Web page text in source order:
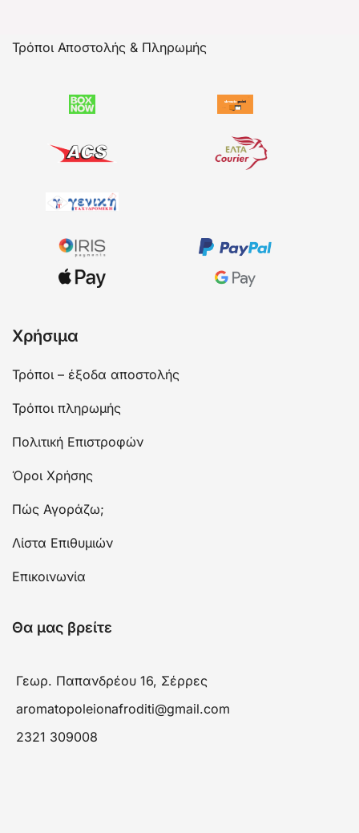
Τρόποι Αποστολής & Πληρωμής
Χρήσιμα
Τρόποι – έξοδα αποστολής
Τρόποι πληρωμής
Πολιτική Επιστροφών
Όροι Χρήσης
Πώς Αγοράζω;
Λίστα Επιθυμιών
Επικοινωνία
Θα μας βρείτε
Γεωρ. Παπανδρέου 16, Σέρρες
aromatopoleionafroditi@gmail.com
2321 309008